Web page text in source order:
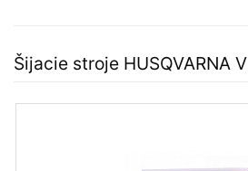
Šijacie stroje HUSQVARNA